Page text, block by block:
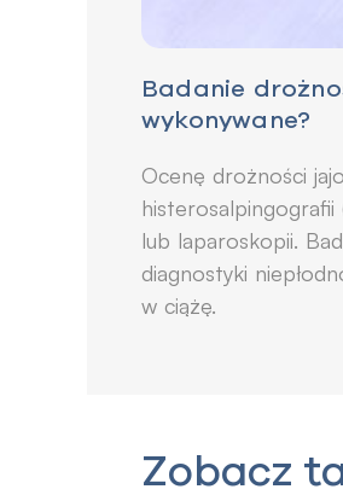
Badanie
wykonywane?
Ocenę drożności
histerosalpingografii
lub laparoskopii.
diagnostyki
w ciążę.
Zobacz